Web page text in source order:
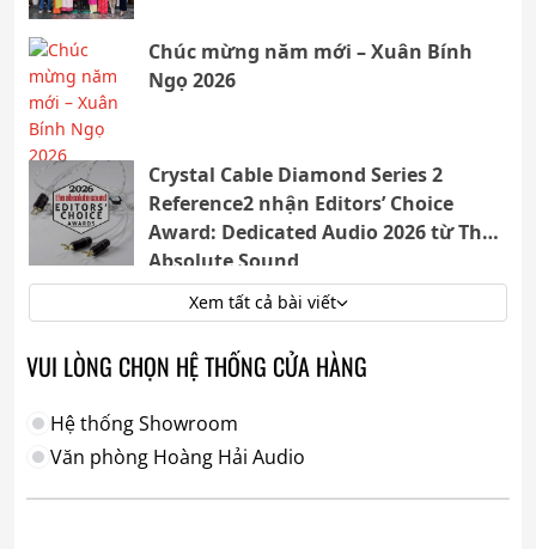
Chúc mừng năm mới – Xuân Bính
Ngọ 2026
Crystal Cable Diamond Series 2
Reference2 nhận Editors’ Choice
Award: Dedicated Audio 2026 từ The
Absolute Sound
Xem tất cả bài viết
VUI LÒNG CHỌN HỆ THỐNG CỬA HÀNG
Hệ thống Showroom
Văn phòng Hoàng Hải Audio